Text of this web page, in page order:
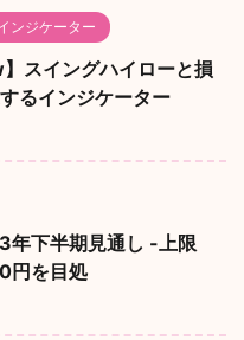
ンジケーター
スイングハイローと損
るインジケーター
年下半期見通し -上限
円を目処